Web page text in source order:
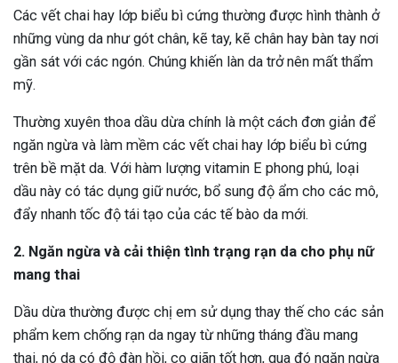
Các vết chai hay lớp biểu bì cứng thường được hình thành ở
những vùng da như gót chân, kẽ tay, kẽ chân hay bàn tay nơi
gần sát với các ngón. Chúng khiến làn da trở nên mất thẩm
mỹ.
Thường xuyên thoa dầu dừa chính là một cách đơn giản để
ngăn ngừa và làm mềm các vết chai hay lớp biểu bì cứng
trên bề mặt da. Với hàm lượng vitamin E phong phú, loại
dầu này có tác dụng giữ nước, bổ sung độ ẩm cho các mô,
đẩy nhanh tốc độ tái tạo của các tế bào da mới.
2. Ngăn ngừa và cải thiện tình trạng rạn da cho phụ nữ
mang thai
Dầu dừa thường được chị em sử dụng thay thế cho các sản
phẩm kem chống rạn da ngay từ những tháng đầu mang
thai, nó da có độ đàn hồi, co giãn tốt hơn, qua đó ngăn ngừa